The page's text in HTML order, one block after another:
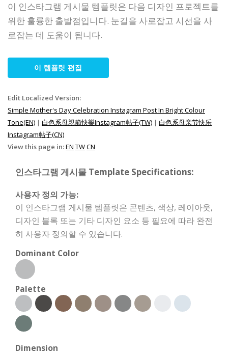
이 인스타그램 게시물 템플릿은 다음 디자인 프로젝트를
위한 훌륭한 출발점입니다. 눈길을 사로잡고 시선을 사
로잡는 데 도움이 됩니다.
이 템플릿 편집
Edit Localized Version:
Simple Mother's Day Celebration Instagram Post In Bright Colour
Tone(EN) | 白色系母親節快樂Instagram帖子(TW) | 白色系母亲节快乐
Instagram帖子(CN)
View this page in:EN TWCN
인스타그램 게시물 Template Specifications:
사용자 정의 가능:
이 인스타그램 게시물 템플릿은 콘텐츠, 색상, 레이아웃,
디자인 블록 또는 기타 디자인 요소 등 필요에 따라 완전
히 사용자 정의할 수 있습니다.
Dominant Color
Palette
Dimension